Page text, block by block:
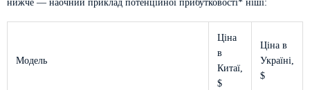
нижче — наочний приклад потенційної прибутковості* ніші:
Модель
Ціна
в
Китаї,
$
Ціна в
Україні,
$